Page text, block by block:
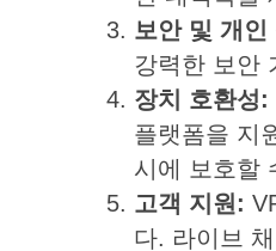
보안 및 개인
강력한 보안
장치
호환성:
플랫폼을 지
시에 보호할
고객 지원 :
다. 라이브